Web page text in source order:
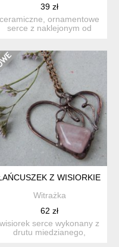
39 zł
ceramiczne, ornamentowe
serce z naklejonym od
Z WISIORKIEM
Witrażka
62 zł
wisiorek serce wykonany z
drutu miedzianego,